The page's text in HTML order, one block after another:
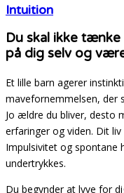
Intuition
Du skal ikke
på dig selv og
Et lille barn agerer
mavefornemmelsen, der
Jo ældre du bliver, desto
erfaringer og viden. Dit
Impulsivitet og spontane
undertrykkes.
Du begynder at lyve for